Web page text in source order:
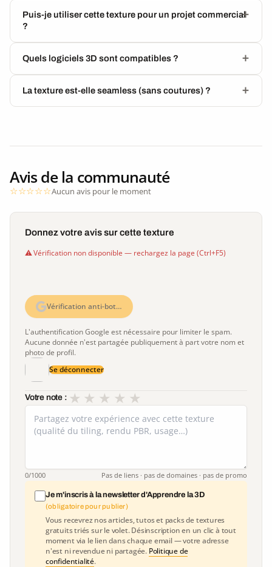
Puis-je utiliser cette texture pour un projet commercial
?
Quels logiciels 3D sont compatibles ?
La texture est-elle seamless (sans coutures) ?
Avis de la communauté
Aucun avis pour le moment
Donnez votre avis sur cette texture
Vérification non disponible — rechargez la page (Ctrl+F5)
Vérification anti-bot…
L'authentification Google est nécessaire pour limiter le spam.
Aucune donnée n'est partagée publiquement à part votre nom et
photo de profil.
Se déconnecter
Votre note : ★
★
★
★
★
0/1000 Pas de liens · pas de domaines · pas de promo
Je m'inscris à la newsletter d'Apprendre la 3D
(obligatoire pour publier)
Vous recevrez nos articles, tutos et packs de textures
gratuits triés sur le volet. Désinscription en un clic à tout
moment via le lien dans chaque email — votre adresse
n'est ni revendue ni partagée. Politique de
confidentialité.